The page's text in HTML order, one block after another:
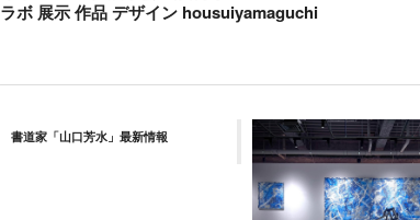
ラボ 展示 作品 デザイン housuiyamaguchi
書道家「山口芳水」最新情報